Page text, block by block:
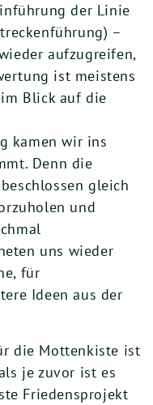
der Linie
–
aufzugreifen,
ist meistens
Blick auf die
kamen wir ins
Denn die
gleich
und
uns wieder
für
Ideen aus der
die Mottenkiste ist
je zuvor ist es
Friedensprojekt